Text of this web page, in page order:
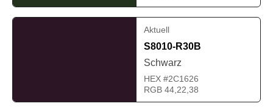
Aktuell
S8010-R30B
Schwarz
HEX #2C1626
RGB 44,22,38